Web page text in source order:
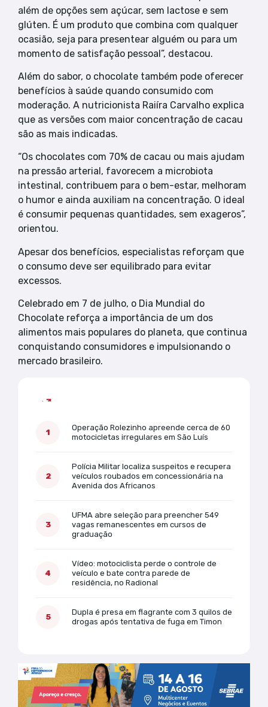
além de opções sem açúcar, sem lactose e sem
glúten. É um produto que combina com qualquer
ocasião, seja para presentear alguém ou para um
momento de satisfação pessoal”, destacou.
Além do sabor, o chocolate também pode oferecer
benefícios à saúde quando consumido com
moderação. A nutricionista Raiíra Carvalho explica
que as versões com maior concentração de cacau
são as mais indicadas.
“Os chocolates com 70% de cacau ou mais ajudam
na pressão arterial, favorecem a microbiota
intestinal, contribuem para o bem-estar, melhoram
o humor e ainda auxiliam na concentração. O ideal
é consumir pequenas quantidades, sem exageros”,
orientou.
Apesar dos benefícios, especialistas reforçam que
o consumo deve ser equilibrado para evitar
excessos.
Celebrado em 7 de julho, o Dia Mundial do
Chocolate reforça a importância de um dos
alimentos mais populares do planeta, que continua
conquistando consumidores e impulsionando o
mercado brasileiro.
Operação Rolezinho apreende cerca de 60
motocicletas irregulares em São Luís
Polícia Militar localiza suspeitos e recupera
veículos roubados em concessionária na
Avenida dos Africanos
UFMA abre seleção para preencher 549
vagas remanescentes em cursos de
graduação
Vídeo: motociclista perde o controle de
veículo e bate contra parede de
residência, no Radional
Dupla é presa em flagrante com 3 quilos de
drogas após tentativa de fuga em Timon